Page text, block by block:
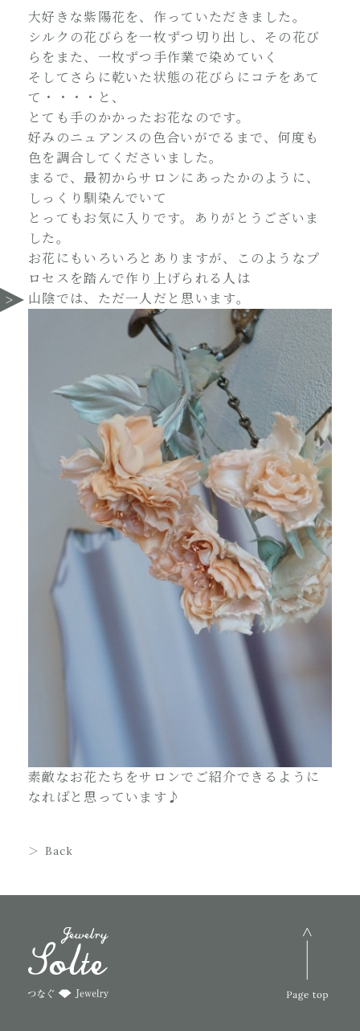
大好きな紫陽花を、作っていただきました。
シルクの花びらを一枚ずつ切り出し、その花び
らをまた、一枚ずつ手作業で染めていく
そしてさらに乾いた状態の花びらにコテをあて
て・・・・と、
とても手のかかったお花なのです。
好みのニュアンスの色合いがでるまで、何度も
色を調合してくださいました。
まるで、最初からサロンにあったかのように、
しっくり馴染んでいて
とってもお気に入りです。ありがとうございま
した。
お花にもいろいろとありますが、このようなプ
ロセスを踏んで作り上げられる人は
山陰では、ただ一人だと思います。
素敵なお花たちをサロンでご紹介できるように
なればと思っています♪
Back